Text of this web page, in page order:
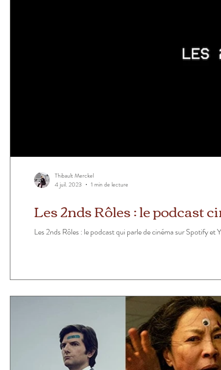
Les 2nds Rôles : le podcast
Les 2nds Rôles : le podcast qui parle de cinéma sur Spotify et
Thibault Merckel
4 juil. 2023
1 min de lecture